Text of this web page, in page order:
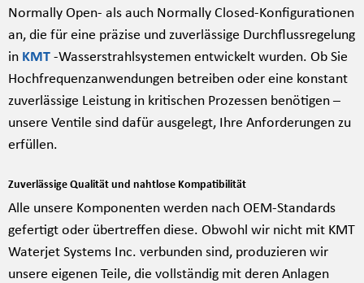
Normally Open- als auch Normally Closed-Konfigurationen
an, die für eine präzise und zuverlässige Durchflussregelung
in KMT-Wasserstrahlsystemen entwickelt wurden. Ob Sie
Hochfrequenzanwendungen betreiben oder eine konstant
zuverlässige Leistung in kritischen Prozessen benötigen –
unsere Ventile sind dafür ausgelegt, Ihre Anforderungen zu
erfüllen.
Zuverlässige Qualität und nahtlose Kompatibilität
Alle unsere Komponenten werden nach OEM-Standards
gefertigt oder übertreffen diese. Obwohl wir nicht mit KMT
Waterjet Systems Inc. verbunden sind, produzieren wir
unsere eigenen Teile, die vollständig mit deren Anlagen